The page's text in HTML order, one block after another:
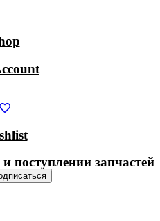
поступлении запчастей